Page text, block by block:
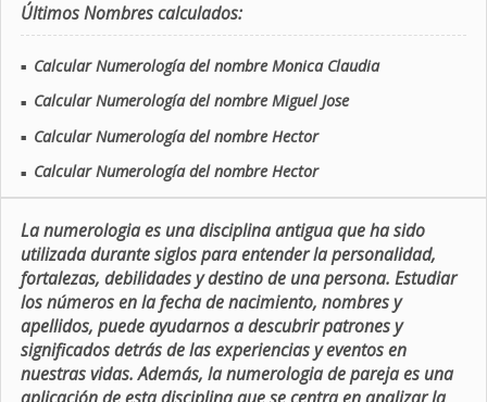
Últimos Nombres calculados:
■ Calcular Numerología del nombre Monica Claudia
■ Calcular Numerología del nombre Miguel Jose
■ Calcular Numerología del nombre Hector
■ Calcular Numerología del nombre Hector
La numerologia es una disciplina antigua que ha sido
utilizada durante siglos para entender la personalidad,
fortalezas, debilidades y destino de una persona. Estudiar
los números en la fecha de nacimiento, nombres y
apellidos, puede ayudarnos a descubrir patrones y
significados detrás de las experiencias y eventos en
nuestras vidas. Además, la numerologia de pareja es una